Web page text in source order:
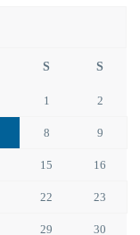
S S
1 2
8 9
15 16
22 23
29 30